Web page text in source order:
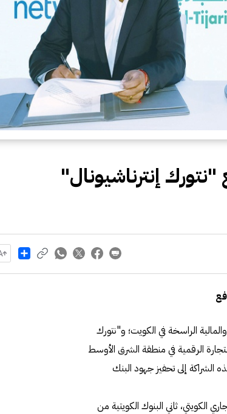
إنترناشيونال"
Share
الراسخة في الكويت؛ و"نتورك
الرقمية في منطقة الشرق الأوسط
الشراكة إلى تحفيز جهود البنك
الكويتي، ثاني البنوك الكويتية من